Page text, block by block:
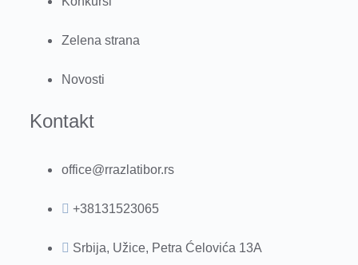
Zelena strana
Novosti
Kontakt
office@rrazlatibor.rs
+38131523065
Srbija, Užice, Petra Ćelovića 13A